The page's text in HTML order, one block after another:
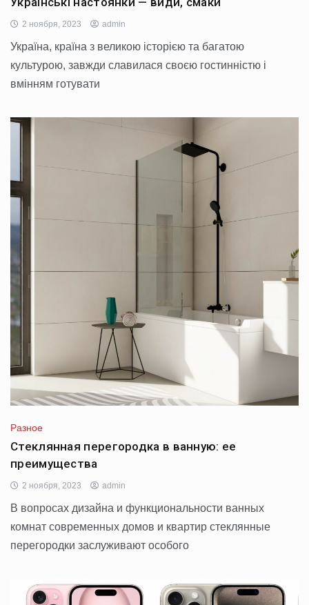
2 ноября, 2023 admin
Україна, країна з великою історією та багатою
культурою, завжди славилася своєю гостинністю і
вмінням готувати
Разное
Стеклянная перегородка в ванную: ее
преимущества
2 ноября, 2023 admin
В вопросах дизайна и функциональности ванных
комнат современных домов и квартир стеклянные
перегородки заслуживают особого